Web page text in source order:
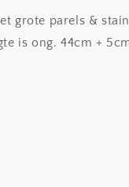
grote parels &
is ong. 44cm +